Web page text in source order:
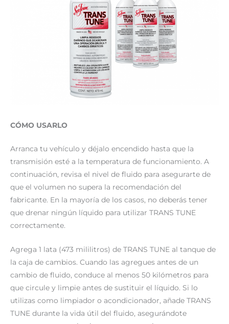
CÓMO USARLO
Arranca tu vehículo y déjalo encendido hasta que la
transmisión esté a la temperatura de funcionamiento. A
continuación, revisa el nivel de fluido para asegurarte de
que el volumen no supera la recomendación del
fabricante. En la mayoría de los casos, no deberás tener
que drenar ningún líquido para utilizar TRANS TUNE
correctamente.
Agrega 1 lata (473 mililitros) de TRANS TUNE al tanque de
la caja de cambios. Cuando las agregues antes de un
cambio de fluido, conduce al menos 50 kilómetros para
que circule y limpie antes de sustituir el líquido. Si lo
utilizas como limpiador o acondicionador, añade TRANS
TUNE durante la vida útil del fluido, asegurándote